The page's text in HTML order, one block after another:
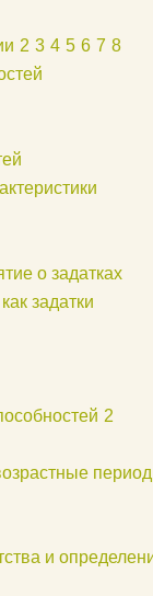
2 3 4 5 6 7 8
о задатках
задатки
2
и